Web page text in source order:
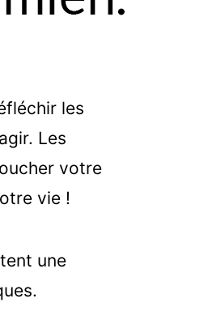
les
Les
votre
vie !
une